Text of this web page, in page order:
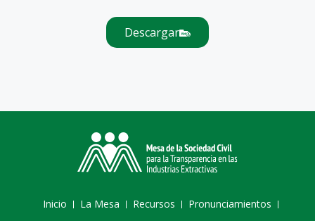
Descargar
Inicio La Mesa Recursos
Pronunciamientos